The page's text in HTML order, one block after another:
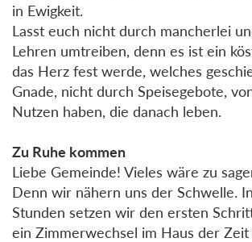
in Ewigkeit.
Lasst euch nicht durch mancherlei
Lehren umtreiben, denn es ist ein
das Herz fest werde, welches
Gnade, nicht durch Speisegebote,
Nutzen haben, die danach leben.
Zu Ruhe kommen
Liebe Gemeinde! Vieles wäre zu
Denn wir nähern uns der Schwelle.
Stunden setzen wir den ersten
ein Zimmerwechsel im Haus der